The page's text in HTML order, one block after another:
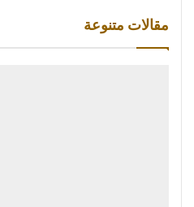
مقالات متنوعة